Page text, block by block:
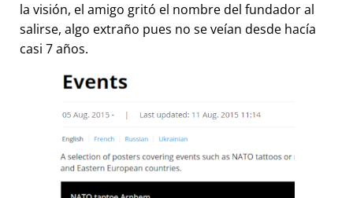
la visión, el amigo gritó el nombre del fundador al
salirse, algo extraño pues no se veían desde hacía
casi 7 años.